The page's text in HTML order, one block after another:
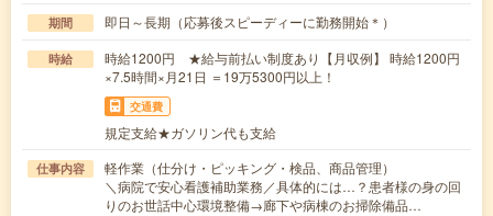
期間 即日～長期（応募後スピーディーに勤務開始＊）
時給
時給1200円 ★給与前払い制度あり【月収例】 時給1200円
×7.5時間×月21日 ＝19万5300円以上！
交通費
規定支給★ガソリン代も支給
仕事内容
軽作業（仕分け・ピッキング・検品、商品管理）
＼病院で安心看護補助業務／具体的には…？患者様の身の回
りのお世話中心環境整備→廊下や病棟のお掃除備品…